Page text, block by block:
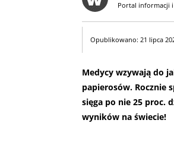
Portal informacji
Opublikowano: 21 lipca
Medycy wzywają do
papierosów. Rocznie
sięga po nie 25 proc.
wyników na świecie!